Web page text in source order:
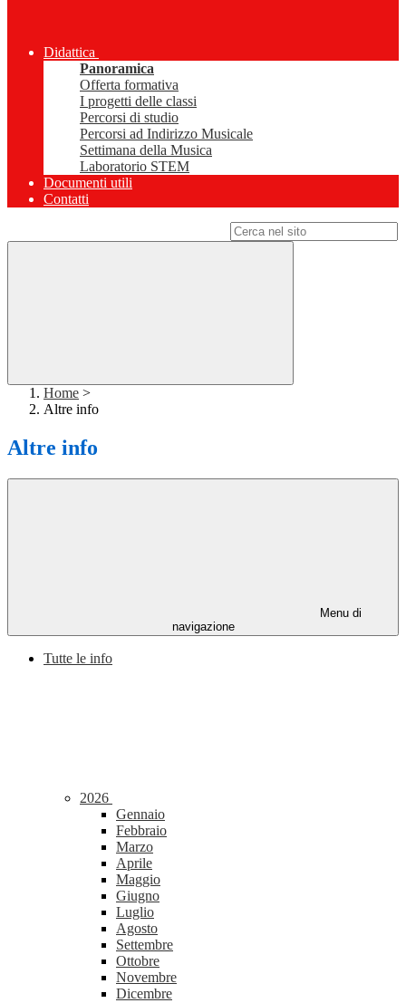
Didattica
Panoramica
Offerta formativa
I progetti delle classi
Percorsi di studio
Percorsi ad Indirizzo Musicale
Settimana della Musica
Laboratorio STEM
Documenti utili
Contatti
Home >
Altre info
Altre info
Menu di
navigazione
Tutte le info
2026
Gennaio
Febbraio
Marzo
Aprile
Maggio
Giugno
Luglio
Agosto
Settembre
Ottobre
Novembre
Dicembre